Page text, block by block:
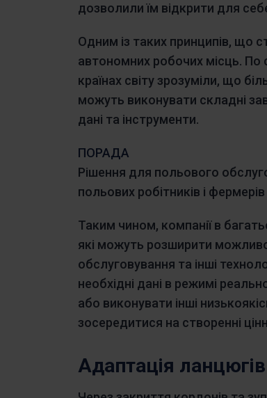
дозволили їм відкрити для
Одним із таких принципів, що
автономних робочих місць. По
країнах світу зрозуміли, що
можуть виконувати складні
дані та інструменти.
ПОРАДА
Рішення для польового
польових робітників і
Таким чином, компанії в
які можуть розширити
обслуговування та інші
необхідні дані в режимі
або виконувати інші
зосередитися на створенні
Адаптація